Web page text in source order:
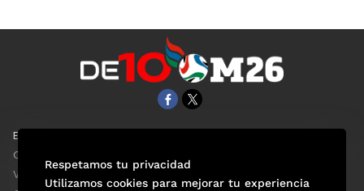
EL UNIVERSAL
Clase
ViveUSA
Respetamos tu privacidad
Utilizamos cookies para mejorar tu experiencia